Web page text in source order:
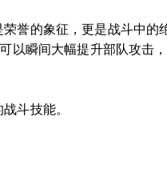
誉的象征，更是战斗中的
以瞬间大幅提升部队攻击
斗技能。